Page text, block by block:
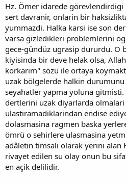
Hz. Ömer idarede
sert davranir, onlarin bir
yummazdi. Halka karsi ise son
varsa gizledikleri problemlerini
gece-gündüz ugrasip dururdu. O
kiyisinda bir deve helak olsa,
korkarim" sözü ile ortaya
uzak bölgelerde halkin
seyahatler yapma yoluna
dertlerini uzak diyarlarda
ulastiramadiklarindan endise
dolasmasina ragmen baska
ömrü o sehirlere ulasmasina
adâletin timsali olarak yerini alan
rivayet edilen su olay onun bu
en açik delilidir.